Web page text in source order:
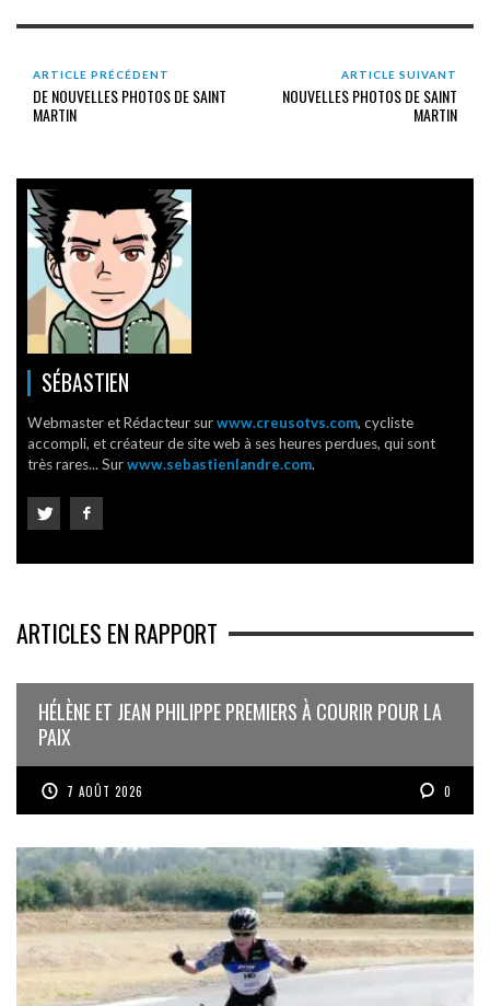
ARTICLE PRÉCÉDENT
DE NOUVELLES PHOTOS DE SAINT
MARTIN
ARTICLE SUIVANT
NOUVELLES PHOTOS DE SAINT
MARTIN
SÉBASTIEN
Webmaster et Rédacteur surwww.creusotvs.com, cycliste
accompli, et créateur de site web à ses heures perdues, qui sont
très rares... Surwww.sebastienlandre.com.
ARTICLES EN RAPPORT
HÉLÈNE ET JEAN PHILIPPE PREMIERS À COURIR POUR LA
PAIX
7 AOÛT 2026 0